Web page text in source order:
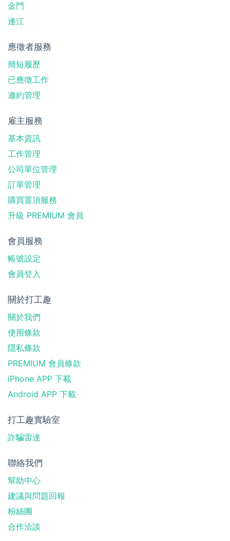
金門
連江
應徵者服務
簡短履歷
已應徵工作
邀約管理
雇主服務
基本資訊
工作管理
公司單位管理
訂單管理
購買置頂服務
升級 PREMIUM 會員
會員服務
帳號設定
會員登入
關於打工趣
關於我們
使用條款
隱私條款
PREMIUM 會員條款
iPhone APP 下載
Android APP 下載
打工趣實驗室
詐騙雷達
聯絡我們
幫助中心
建議與問題回報
粉絲團
合作洽談